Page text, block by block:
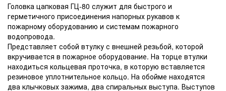
Головка цапковая ГЦ-80 служит для быстрого и
герметичного присоединения напорных рукавов к
пожарному оборудованию и системам пожарного
водопровода.
Представляет собой втулку с внешней резьбой, которой
вкручивается в пожарное оборудование. На торце втулки
находиться кольцевая проточка, в которую вставляется
резиновое уплотнительное кольцо. На обойме находятся
два клычковых зажима, два спиральных выступа. Выступов